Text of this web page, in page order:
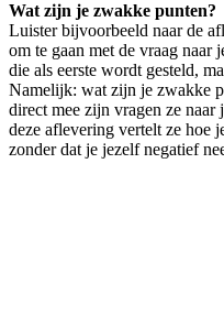
Wat zijn je zwakke punten?
Luister bijvoorbeeld naar de
om te gaan met de vraag naar
die als eerste wordt gesteld,
Namelijk: wat zijn je zwakke
direct mee zijn vragen ze
deze aflevering vertelt ze hoe
zonder dat je jezelf negatief